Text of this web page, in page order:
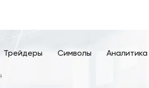
Трейдеры Символы Аналитика